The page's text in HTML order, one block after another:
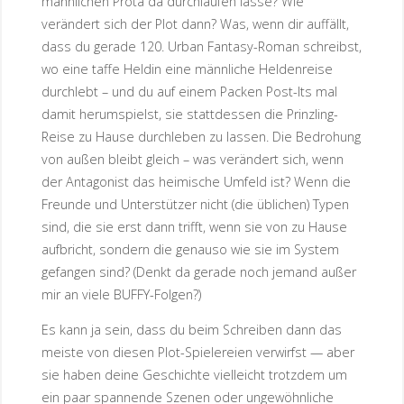
verändert sich der Plot dann? Was, wenn dir auffällt,
dass du gerade 120. Urban Fantasy-Roman schreibst,
wo eine taffe Heldin eine männliche Heldenreise
durchlebt – und du auf einem Packen Post-Its mal
damit herumspielst, sie stattdessen die Prinzling-
Reise zu Hause durchleben zu lassen. Die Bedrohung
von außen bleibt gleich – was verändert sich, wenn
der Antagonist das heimische Umfeld ist? Wenn die
Freunde und Unterstützer nicht (die üblichen) Typen
sind, die sie erst dann trifft, wenn sie von zu Hause
aufbricht, sondern die genauso wie sie im System
gefangen sind? (Denkt da gerade noch jemand außer
mir an viele BUFFY-Folgen?)
Es kann ja sein, dass du beim Schreiben dann das
meiste von diesen Plot-Spielereien verwirfst — aber
sie haben deine Geschichte vielleicht trotzdem um
ein paar spannende Szenen oder ungewöhnliche